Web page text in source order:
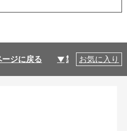
ジに戻る 製品仕様
お気に入り